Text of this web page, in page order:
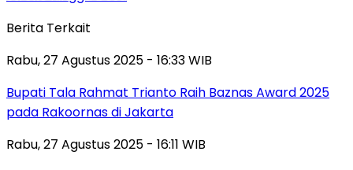
Berita Terkait
Rabu, 27 Agustus 2025 - 16:33 WIB
Bupati Tala Rahmat Trianto Raih Baznas Award 2025
pada Rakoornas di Jakarta
Rabu, 27 Agustus 2025 - 16:11 WIB